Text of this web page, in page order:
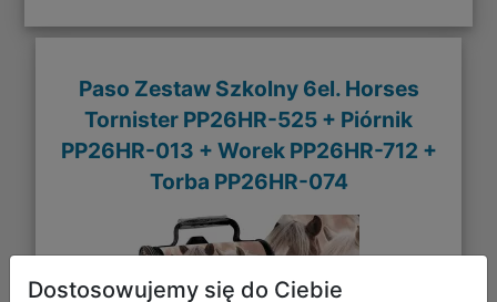
Paso Zestaw Szkolny 6el. Horses
Tornister PP26HR-525 + Piórnik
PP26HR-013 + Worek PP26HR-712 +
Torba PP26HR-074
Dostosowujemy się do Ciebie